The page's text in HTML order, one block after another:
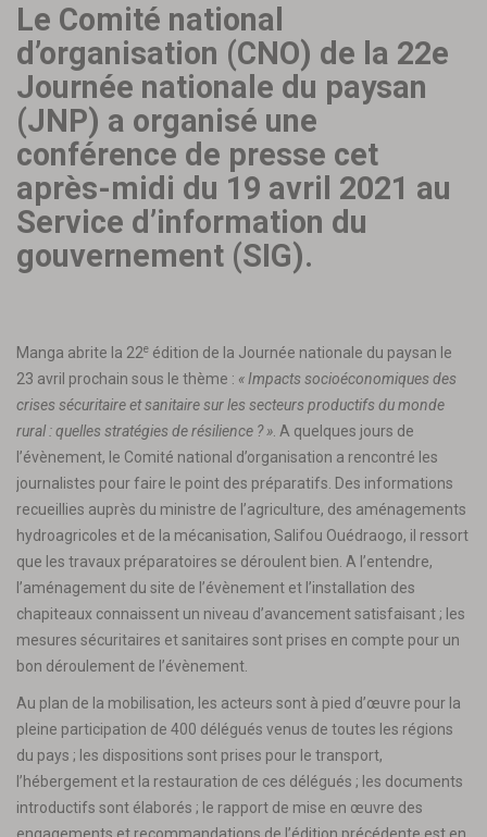
Le Comité national
d’organisation (CNO) de la 22e
Journée nationale du paysan
(JNP) a organisé une
conférence de presse cet
après-midi du 19 avril 2021 au
Service d’information du
gouvernement (SIG).
Manga abrite la 22e édition de la Journée nationale du paysan le
23 avril prochain sous le thème : «Impacts socioéconomiques des
crises sécuritaire et sanitairesur les secteurs productifs du monde
rural : quelles stratégies de résilience ? ». A quelques jours de
l’évènement, le Comité national d’organisation a rencontré les
journalistes pour faire le point des préparatifs. Des informations
recueillies auprès du ministre de l’agriculture, des aménagements
hydroagricoles et de la mécanisation, Salifou Ouédraogo, il ressort
que les travaux préparatoires se déroulent bien. A l’entendre,
l’aménagement du site de l’évènement et l’installation des
chapiteaux connaissent un niveau d’avancement satisfaisant ; les
mesures sécuritaires et sanitaires sont prises en compte pour un
bon déroulement de l’évènement.
Au plan de la mobilisation, les acteurs sont à pied d’œuvre pour la
pleine participation de 400 délégués venus de toutes les régions
du pays ; les dispositions sont prises pour le transport,
l’hébergement et la restauration de ces délégués ; les documents
introductifs sont élaborés ; le rapport de mise en œuvre des